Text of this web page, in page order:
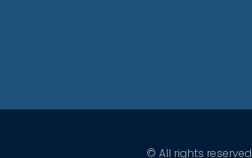
© All rights reserved